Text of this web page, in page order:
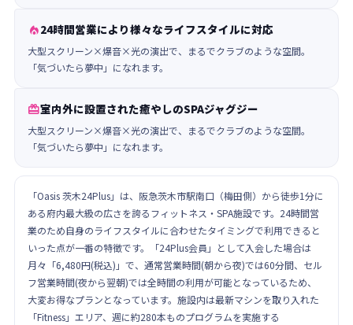
24時間営業により様々なライフスタイルに対応
大型スクリーン×爆音×光の演出で、まるでクラブのような空間。
「気づいたら夢中」になれます。
室内外に設置された癒やしのSPAジャグジー
大型スクリーン×爆音×光の演出で、まるでクラブのような空間。
「気づいたら夢中」になれます。
「Oasis 茨木24Plus」は、阪急茨木市駅南口（梅田側）から徒歩1分に
ある府内最大級の広さを誇るフィットネス・SPA施設です。24時間営
業のため自身のライフスタイルに合わせたタイミングで利用できると
いった点が一番の特徴です。「24Plus会員」として入会した場合は
月々「6,480円(税込)」で、通常営業時間(朝から夜)では60分間、セル
フ営業時間(夜から翌朝)では全時間の利用が可能となっているため、
大変お得なプランとなっています。施設内は最新マシンを取り入れた
「Fitness」エリア、週に約280本ものプログラムを実施する